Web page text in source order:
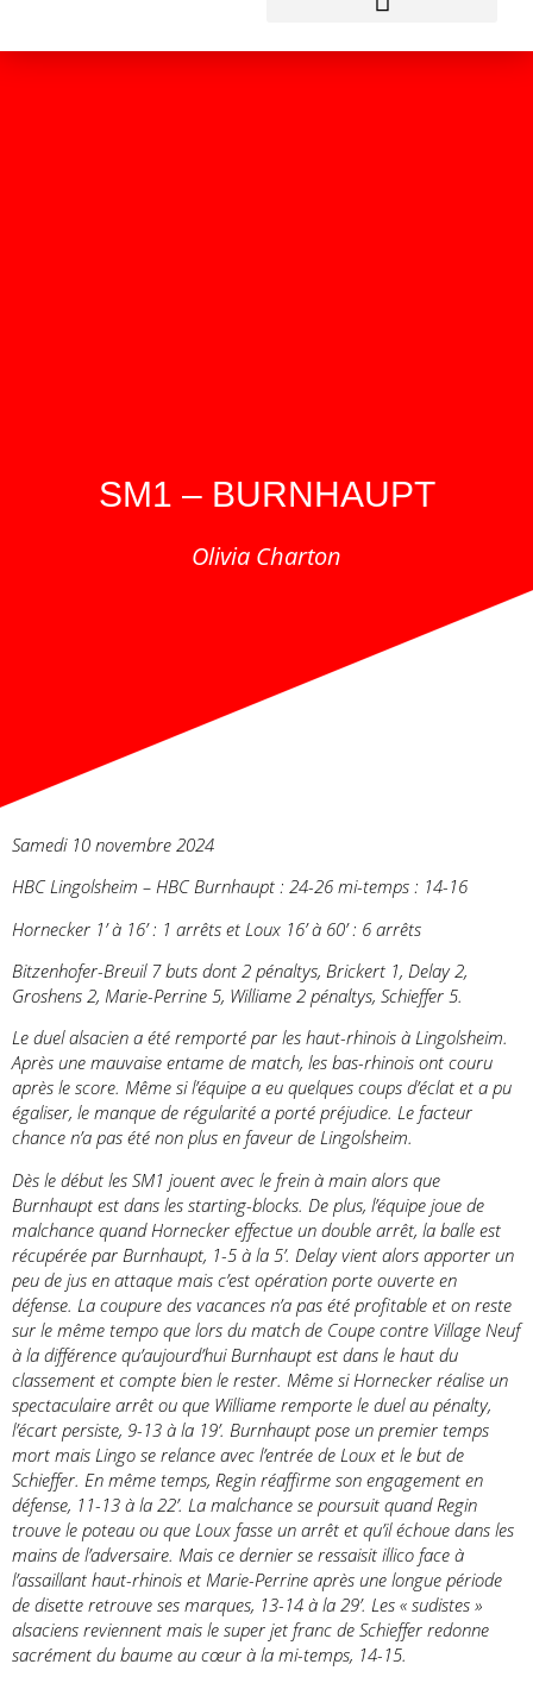
SM1 – BURNHAUPT
Olivia Charton
Samedi 10 novembre 2024
HBC Lingolsheim – HBC Burnhaupt : 24-26 mi-temps : 14-16
Hornecker 1’ à 16’ : 1 arrêts et Loux 16’ à 60’ : 6 arrêts
Bitzenhofer-Breuil 7 buts dont 2 pénaltys, Brickert 1, Delay 2,
Groshens 2, Marie-Perrine 5, Williame 2 pénaltys, Schieffer 5.
Le duel alsacien a été remporté par les haut-rhinois à Lingolsheim.
Après une mauvaise entame de match, les bas-rhinois ont couru
après le score. Même si l’équipe a eu quelques coups d’éclat et a pu
égaliser, le manque de régularité a porté préjudice. Le facteur
chance n’a pas été non plus en faveur de Lingolsheim.
Dès le début les SM1 jouent avec le frein à main alors que
Burnhaupt est dans les starting-blocks. De plus, l’équipe joue de
malchance quand Hornecker effectue un double arrêt, la balle est
récupérée par Burnhaupt, 1-5 à la 5’. Delay vient alors apporter un
peu de jus en attaque mais c’est opération porte ouverte en
défense. La coupure des vacances n’a pas été profitable et on reste
sur le même tempo que lors du match de Coupe contre Village Neuf
à la différence qu’aujourd’hui Burnhaupt est dans le haut du
classement et compte bien le rester. Même si Hornecker réalise un
spectaculaire arrêt ou que Williame remporte le duel au pénalty,
l’écart persiste, 9-13 à la 19’. Burnhaupt pose un premier temps
mort mais Lingo se relance avec l’entrée de Loux et le but de
Schieffer. En même temps, Regin réaffirme son engagement en
défense, 11-13 à la 22’. La malchance se poursuit quand Regin
trouve le poteau ou que Loux fasse un arrêt et qu’il échoue dans les
mains de l’adversaire. Mais ce dernier se ressaisit illico face à
l’assaillant haut-rhinois et Marie-Perrine après une longue période
de disette retrouve ses marques, 13-14 à la 29’. Les « sudistes »
alsaciens reviennent mais le super jet franc de Schieffer redonne
sacrément du baume au cœur à la mi-temps, 14-15.